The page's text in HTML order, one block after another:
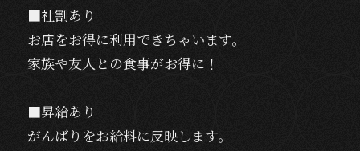
■社割あり
お店をお得に利用できちゃいます。
家族や友人との食事がお得に！
■昇給あり
がんばりをお給料に反映します。